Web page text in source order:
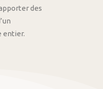
des
entier.